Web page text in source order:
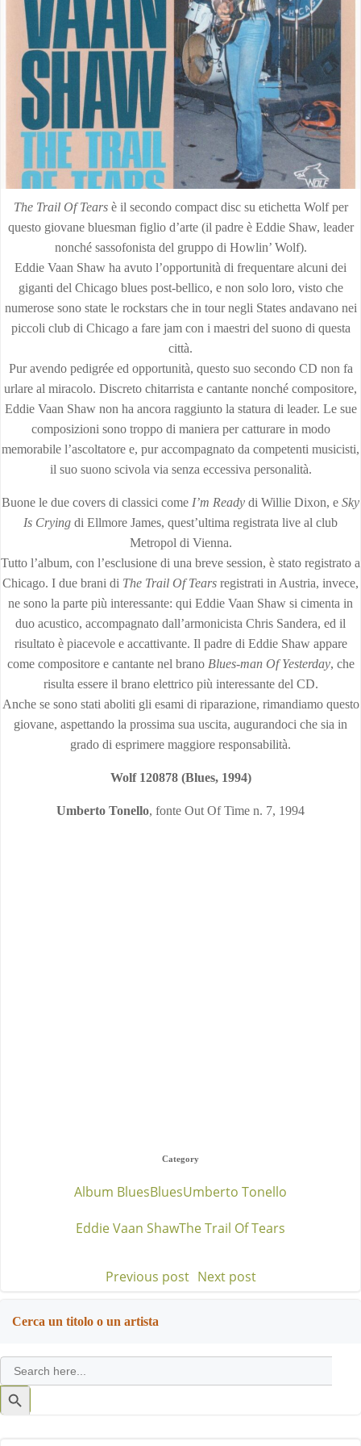
The Trail Of Tearsè il secondo compact disc su etichetta Wolf per
questo giovane bluesman figlio d’arte (il padre è Eddie Shaw, leader
nonché sassofonista del gruppo di Howlin’ Wolf).
Eddie Vaan Shaw ha avuto l’opportunità di frequentare alcuni dei
giganti del Chicago blues post-bellico, e non solo loro, visto che
numerose sono state le rockstars che in tour negli States andavano nei
piccoli club di Chicago a fare jam con i maestri del suono di questa
città.
Pur avendo pedigrée ed opportunità, questo suo secondo CD non fa
urlare al miracolo. Discreto chitarrista e cantante nonché compositore,
Eddie Vaan Shaw non ha ancora raggiunto la statura di leader. Le sue
composizioni sono troppo di maniera per catturare in modo
memorabile l’ascoltatore e, pur accompagnato da competenti musicisti,
il suo suono scivola via senza eccessiva personalità.
Buone le due covers di classici come I’m Ready di Willie Dixon, e Sky
Is Crying di Ellmore James, quest’ultima registrata live al club
Metropol di Vienna.
Tutto l’album, con l’esclusione di una breve session, è stato registrato a
Chicago. I due brani di The Trail Of Tears registrati in Austria, invece,
ne sono la parte più interessante: qui Eddie Vaan Shaw si cimenta in
duo acustico, accompagnato dall’armonicista Chris Sandera, ed il
risultato è piacevole e accattivante. Il padre di Eddie Shaw appare
come compositore e cantante nel brano Blues-man Of Yesterday, che
risulta essere il brano elettrico più interessante del CD.
Anche se sono stati aboliti gli esami di riparazione, rimandiamo questo
giovane, aspettando la prossima sua uscita, augurandoci che sia in
grado di esprimere maggiore responsabilità.
Wolf 120878 (Blues, 1994)
Umberto Tonello, fonte Out Of Time n. 7, 1994
Category
Album BluesBluesUmberto Tonello
Eddie Vaan ShawThe Trail Of Tears
Post
navigation
Previous post Post
Next post
Cerca un titolo o un artista
Search
for:
Search
Button